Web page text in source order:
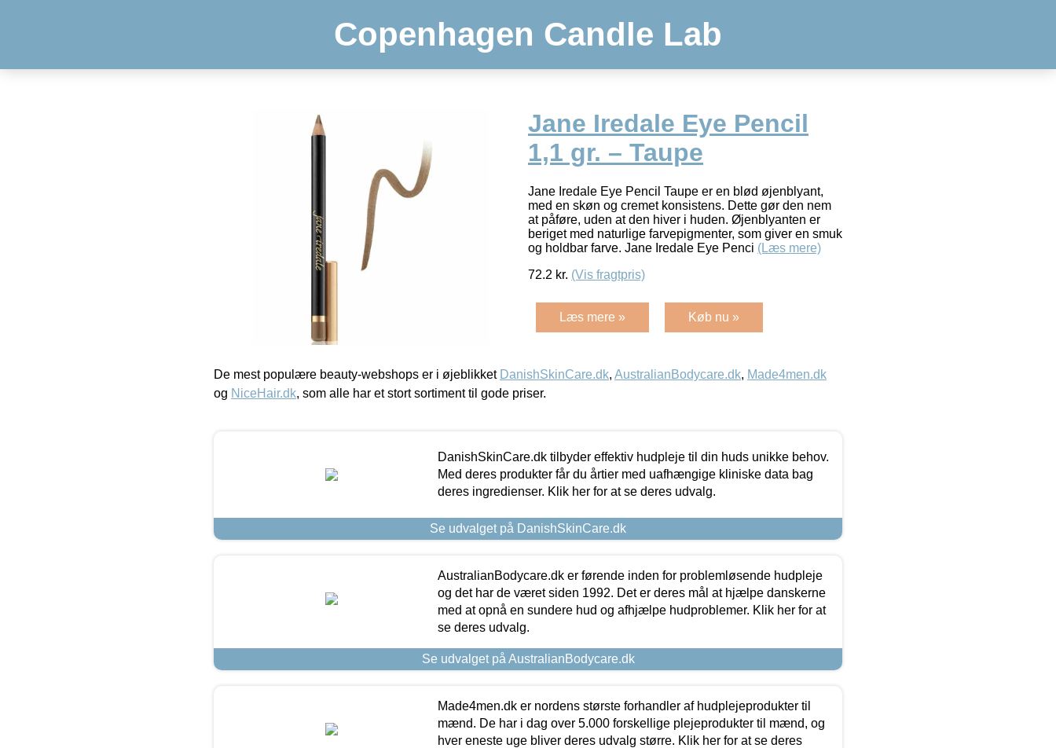
Copenhagen Candle Lab
Jane Iredale Eye Pencil
1,1 gr. – Taupe
Jane Iredale Eye Pencil Taupe er en blød øjenblyant,
med en skøn og cremet konsistens. Dette gør den nem
at påføre, uden at den hiver i huden. Øjenblyanten er
beriget med naturlige farvepigmenter, som giver en smuk
og holdbar farve. Jane Iredale Eye Penci (Læs mere)
72.2 kr. (Vis fragtpris)
Læs mere » Køb nu »
De mest populære beauty-webshops er i øjeblikket DanishSkinCare.dk, AustralianBodycare.dk, Made4men.dk
og NiceHair.dk, som alle har et stort sortiment til gode priser.
DanishSkinCare.dk tilbyder effektiv hudpleje til din huds unikke behov.
Med deres produkter får du årtier med uafhængige kliniske data bag
deres ingredienser. Klik her for at se deres udvalg.
Se udvalget på DanishSkinCare.dk
AustralianBodycare.dk er førende inden for problemløsende hudpleje
og det har de været siden 1992. Det er deres mål at hjælpe danskerne
med at opnå en sundere hud og afhjælpe hudproblemer. Klik her for at
se deres udvalg.
Se udvalget på AustralianBodycare.dk
Made4men.dk er nordens største forhandler af hudplejeprodukter til
mænd. De har i dag over 5.000 forskellige plejeprodukter til mænd, og
hver eneste uge bliver deres udvalg større. Klik her for at se deres